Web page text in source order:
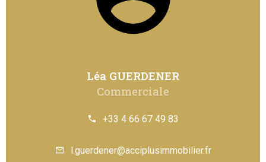
Léa GUERDENER
Commerciale
+33 4 66 67 49 83
l.guerdener@acciplusimmobilier.fr